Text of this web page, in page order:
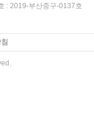
: 2019-부산중구-0137호